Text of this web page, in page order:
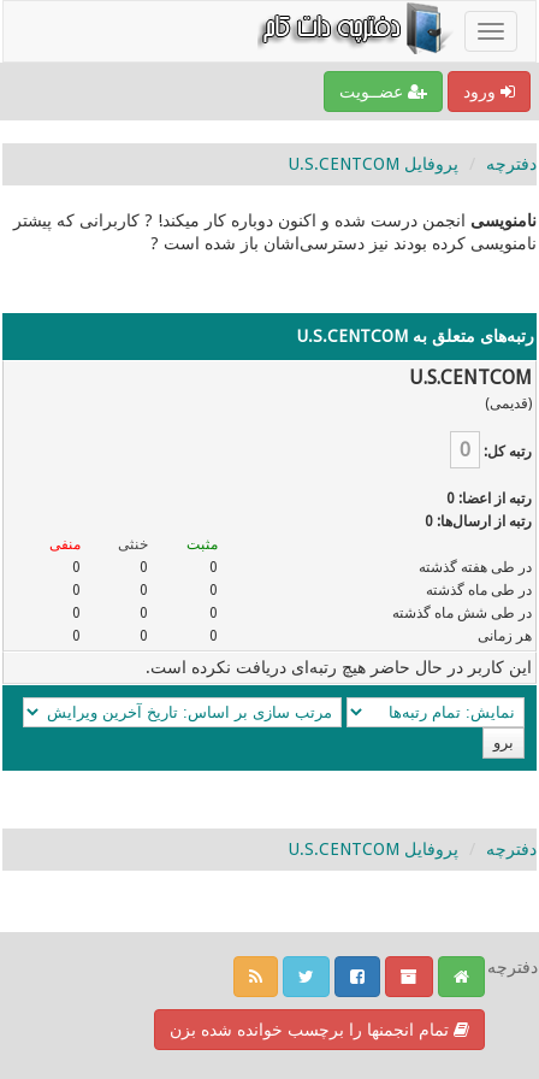
ورود عضــویت
دفترچه پروفایل U.S.CENTCOM
نامنویسی انجمن درست شده و اکنون دوباره کار میکند! ? کاربرانی که پیشتر
نامنویسی کرده بودند نیز دسترسی‌اشان باز شده است ?
رتبه‌های متعلق به U.S.CENTCOM
U.S.CENTCOM
(قدیمی)
رتبه کل: 0
رتبه از اعضا: 0
رتبه از ارسال‌ها: 0
مثبت
خنثی
منفی
در طی هفته گذشته
0
0
0
در طی ماه گذشته
0
0
0
در طی شش ماه گذشته
0
0
0
هر زمانی
0
0
0
این کاربر در حال حاضر هیچ رتبه‌ای دریافت نکرده است.
دفترچه پروفایل U.S.CENTCOM
دفترچه
تمام انجمنها را برچسب خوانده شده بزن